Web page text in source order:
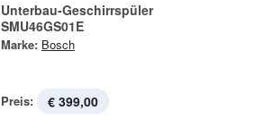
Unterbau-Geschirrspüler
SMU46GS01E
Marke: Bosch
Preis: € 399,00